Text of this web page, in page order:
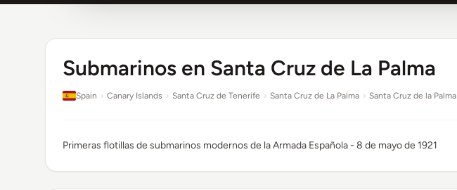
Submarinos en Santa Cruz de La Palma
Spain › Canary Islands › Santa Cruz de Tenerife › Santa Cruz de La Palma › Santa Cruz de la Palma
Primeras flotillas de submarinos modernos de la Armada Española - 8 de mayo de 1921